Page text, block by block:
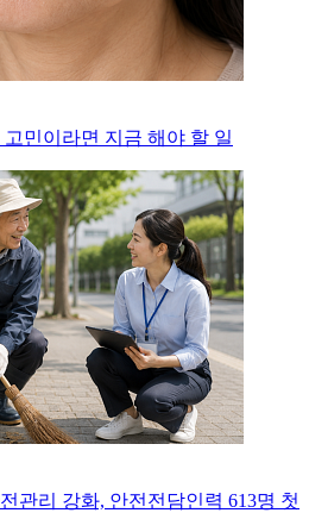
민이라면 지금 해야 할 일
관리 강화, 안전전담인력 613명 첫